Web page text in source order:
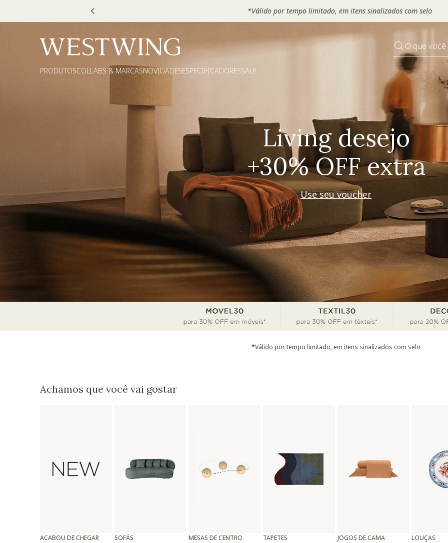
Escolha seu VOUCHER e ganhe até 30% OFF*: useMOVEL30, TEXTIL30 OU
O que
PRODUTOSCOLLABS & MARCASNOVIDADESESPECIFICADORESSALE
Pequenos rituais
Grandes mudanças
Decorar
*Válido por tempo limitado, em itens sinalizados com selo
Achamos que você vai gostar
ACABOU DE CHEGAR SOFÁS MESAS DE CENTRO TAPETES JOGOS DE CAMA LOUÇAS